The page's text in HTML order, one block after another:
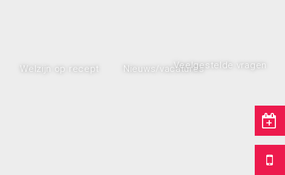
Welzijn op recept
Nieuws/vacaturesVeelgestelde vragen